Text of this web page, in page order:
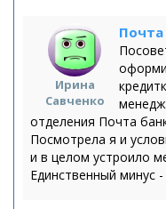
Ирина
Савченко
Почта
отделения Почта
Посмотрела я и
и в целом устроило
Единственный минус